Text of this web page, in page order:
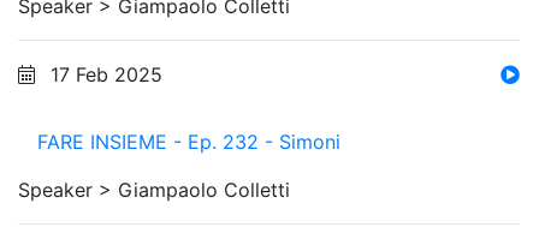
Speaker > Giampaolo Colletti
17 Feb 2025
FARE INSIEME - Ep. 232 - Simoni
Speaker > Giampaolo Colletti